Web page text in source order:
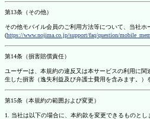
第13条（その他）
その他モバイル会員のご利用方法等について、当社ホ
(https://www.nojima.co.jp/support/faq/question/
第14条（損害賠償責任）
ユーザーは、本規約の違反又は本サービスの利用に
生した損害（逸失利益及び弁護士費用を含みます。）
第15条（本規約の範囲および変更）
1. 当社は以下の場合に、本約款を変更できるものとし